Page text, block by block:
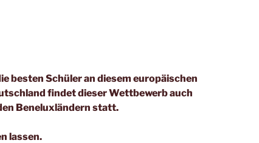
besten Schüler an diesem europäischen
findet dieser Wettbewerb auch
Beneluxländern statt.
lassen.